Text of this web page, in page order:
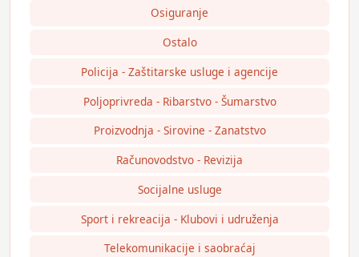
Osiguranje
Ostalo
Policija - Zaštitarske usluge i agencije
Poljoprivreda - Ribarstvo - Šumarstvo
Proizvodnja - Sirovine - Zanatstvo
Računovodstvo - Revizija
Socijalne usluge
Sport i rekreacija - Klubovi i udruženja
Telekomunikacije i saobraćaj